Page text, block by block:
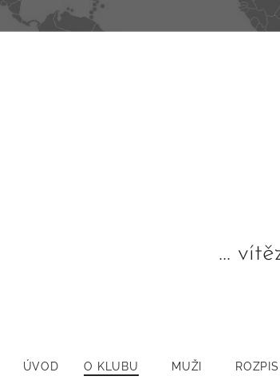
...
ÚVOD O KLUBU MUŽI